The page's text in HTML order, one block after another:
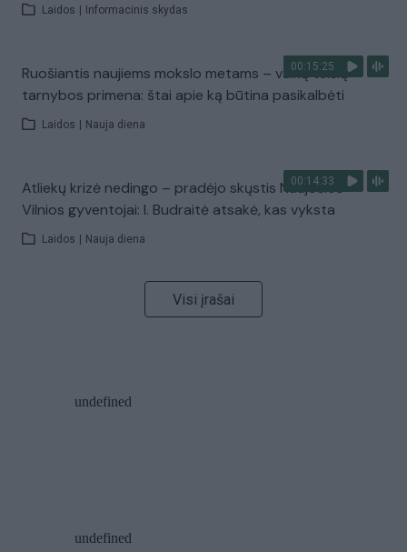
Laidos Informacinis skydas
00:15:25
Ruošiantis naujiems mokslo metams – vaikų teisių
tarnybos primena: štai apie ką būtina pasikalbėti
Laidos Nauja diena
00:14:33
Atliekų krizė nedingo – pradėjo skųstis Naujosios
Vilnios gyventojai: I. Budraitė atsakė, kas vyksta
Laidos Nauja diena
Visi įrašai